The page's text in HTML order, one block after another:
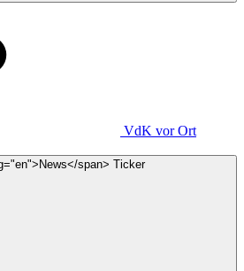
VdK vor Ort
span> Ticker